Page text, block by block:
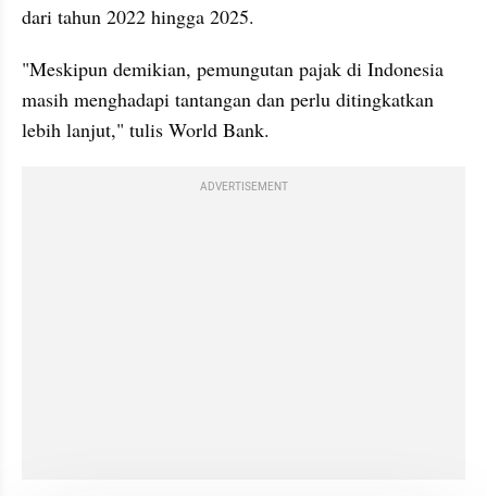
dari tahun 2022 hingga 2025.
"Meskipun demikian, pemungutan pajak di Indonesia
masih menghadapi tantangan dan perlu ditingkatkan
lebih lanjut," tulis World Bank.
ADVERTISEMENT